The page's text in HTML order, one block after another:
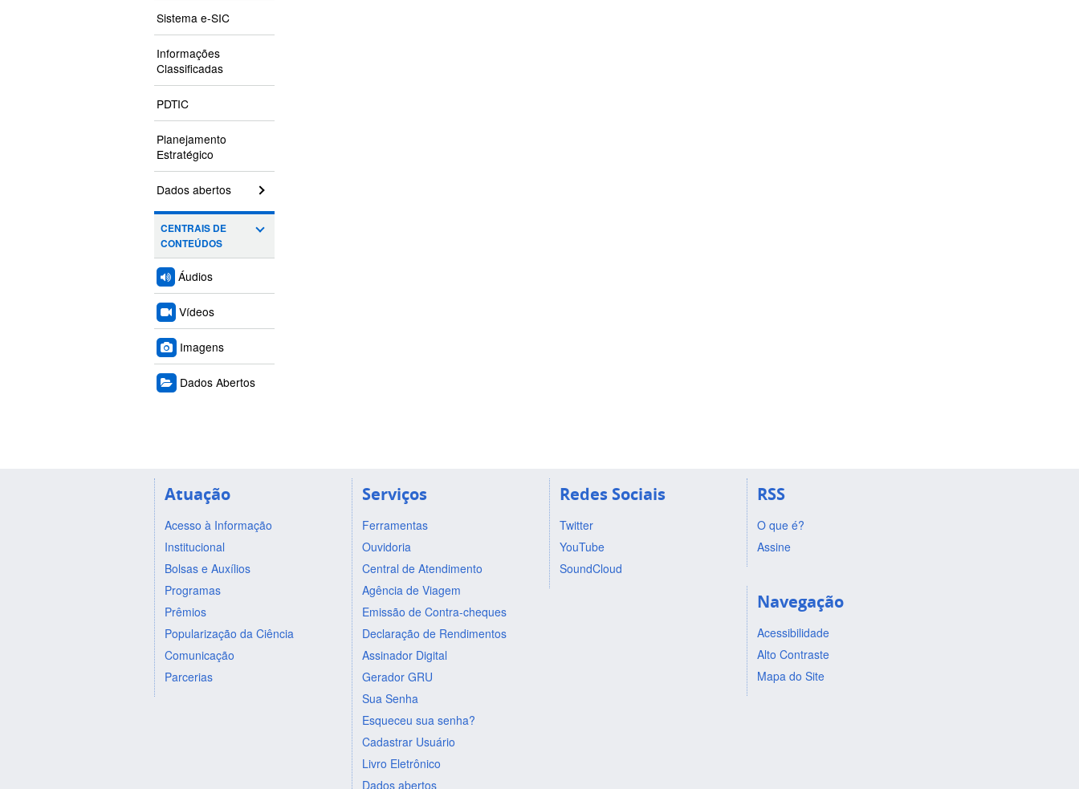
Sistema e-SIC
Informações
Classificadas
PDTIC
Planejamento
Estratégico
Dados abertos
CENTRAIS DE
CONTEÚDOS
Áudios
Vídeos
Imagens
Dados Abertos
Atuação
Acesso à Informação
Institucional
Bolsas e Auxílios
Programas
Prêmios
Popularização da Ciência
Comunicação
Parcerias
Serviços
Ferramentas
Ouvidoria
Central de Atendimento
Agência de Viagem
Emissão de Contra-cheques
Declaração de Rendimentos
Assinador Digital
Gerador GRU
Sua Senha
Esqueceu sua senha?
Cadastrar Usuário
Livro Eletrônico
Dados abertos
Redes Sociais
Twitter
YouTube
SoundCloud
RSS
O que é?
Assine
Navegação
Acessibilidade
Alto Contraste
Mapa do Site